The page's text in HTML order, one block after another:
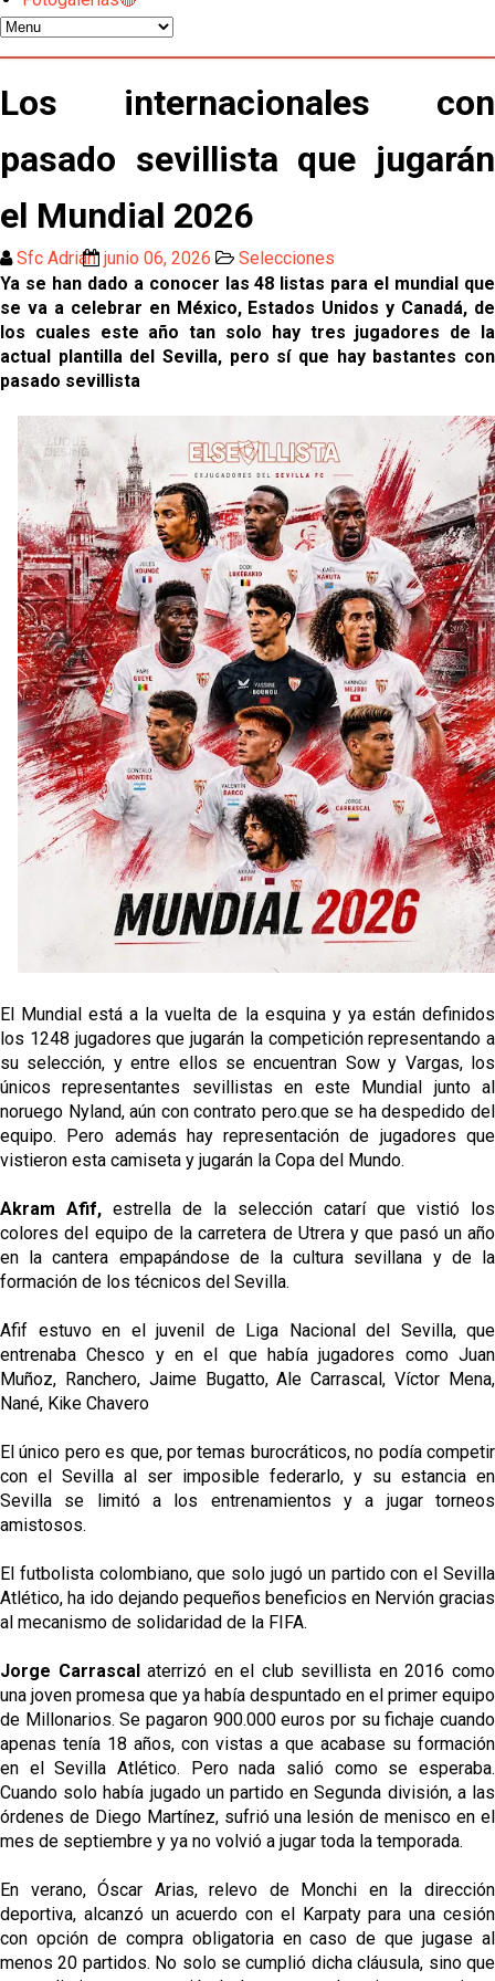
OFICIAL | Juanlu se marcha al Bournemouth
Los posibles herederos del número 16 tras la
marcha de Juanlu
Alberto Flores, muy cerca de convertirse en nuevo
jugador del Granada CF
El Granada negocia con el Sevilla FC por Alberto
Flores
El Sevilla continúa con despidos y rechaza una
oferta de 420 millones por el club
El Sevilla mueve ficha por Robbie Ure: la opción 'A'
para el ataque nervionense
Los contratiempos para García Plaza por la mala
gestión de un inválido Consejo
El Sevilla C se queda en Tercera Federación
Atlético y Getafe agitan el mercado de LaLiga
Luis García Plaza: No sufrir ya es un paso adelante
Apuesta por la juventud y las ideas claras: el once
que perfila el Sevilla FC para el debut liguero
Los internacionales con
pasado sevillista que jugarán
el Mundial 2026
Sfc Adrián junio 06, 2026
Selecciones
Ya se han dado a conocer las 48 listas para el mundial que
se va a celebrar en México, Estados Unidos y Canadá, de
los cuales este año tan solo hay tres jugadores de la
actual plantilla del Sevilla, pero sí que hay bastantes con
pasado sevillista
El Mundial está a la vuelta de la esquina y ya están definidos
los 1248 jugadores que jugarán la competición representando a
su selección, y entre ellos se encuentran Sow y Vargas, los
únicos representantes sevillistas en este Mundial junto al
noruego Nyland, aún con contrato pero.que se ha despedido del
equipo. Pero además hay representación de jugadores que
vistieron esta camiseta y jugarán la Copa del Mundo.
Akram Afif, estrella de la selección catarí que vistió los
colores del equipo de la carretera de Utrera y que pasó un año
en la cantera empapándose de la cultura sevillana y de la
formación de los técnicos del Sevilla.
Afif estuvo en el juvenil de Liga Nacional del Sevilla, que
entrenaba Chesco y en el que había jugadores como Juan
Muñoz, Ranchero, Jaime Bugatto, Ale Carrascal, Víctor Mena,
Nané, Kike Chavero
El único pero es que, por temas burocráticos, no podía competir
con el Sevilla al ser imposible federarlo, y su estancia en
Sevilla se limitó a los entrenamientos y a jugar torneos
amistosos.
El futbolista colombiano, que solo jugó un partido con el Sevilla
Atlético, ha ido dejando pequeños beneficios en Nervión gracias
al mecanismo de solidaridad de la FIFA.
Jorge Carrascal aterrizó en el club sevillista en 2016 como
una joven promesa que ya había despuntado en el primer equipo
de Millonarios. Se pagaron 900.000 euros por su fichaje cuando
apenas tenía 18 años, con vistas a que acabase su formación
en el Sevilla Atlético. Pero nada salió como se esperaba.
Cuando solo había jugado un partido en Segunda división, a las
órdenes de Diego Martínez, sufrió una lesión de menisco en el
mes de septiembre y ya no volvió a jugar toda la temporada.
En verano, Óscar Arias, relevo de Monchi en la dirección
deportiva, alcanzó un acuerdo con el Karpaty para una cesión
con opción de compra obligatoria en caso de que jugase al
menos 20 partidos. No solo se cumplió dicha cláusula, sino que